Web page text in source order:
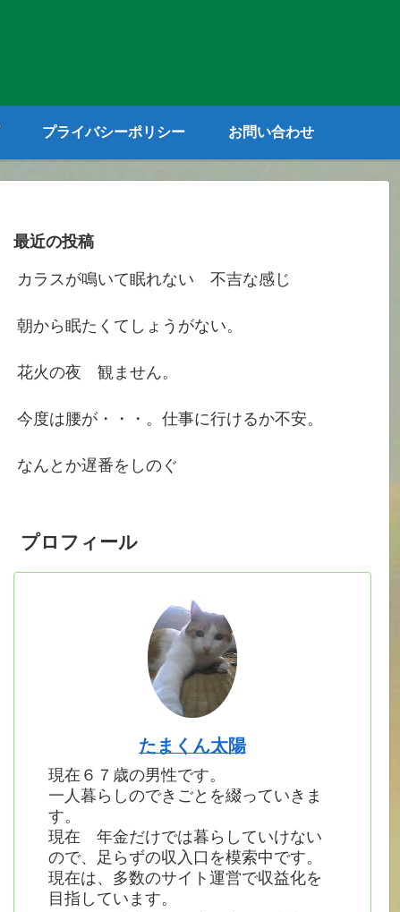
プライバシーポリシー お問い合わせ
最近の投稿
カラスが鳴いて眠れない 不吉な感じ
朝から眠たくてしょうがない。
花火の夜 観ません。
今度は腰が・・・。仕事に行けるか不安。
なんとか遅番をしのぐ
プロフィール
たまくん太陽
現在６７歳の男性です。
一人暮らしのできごとを綴っていきま
す。
現在 年金だけでは暮らしていけない
ので、足らずの収入口を模索中です。
現在は、多数のサイト運営で収益化を
目指しています。